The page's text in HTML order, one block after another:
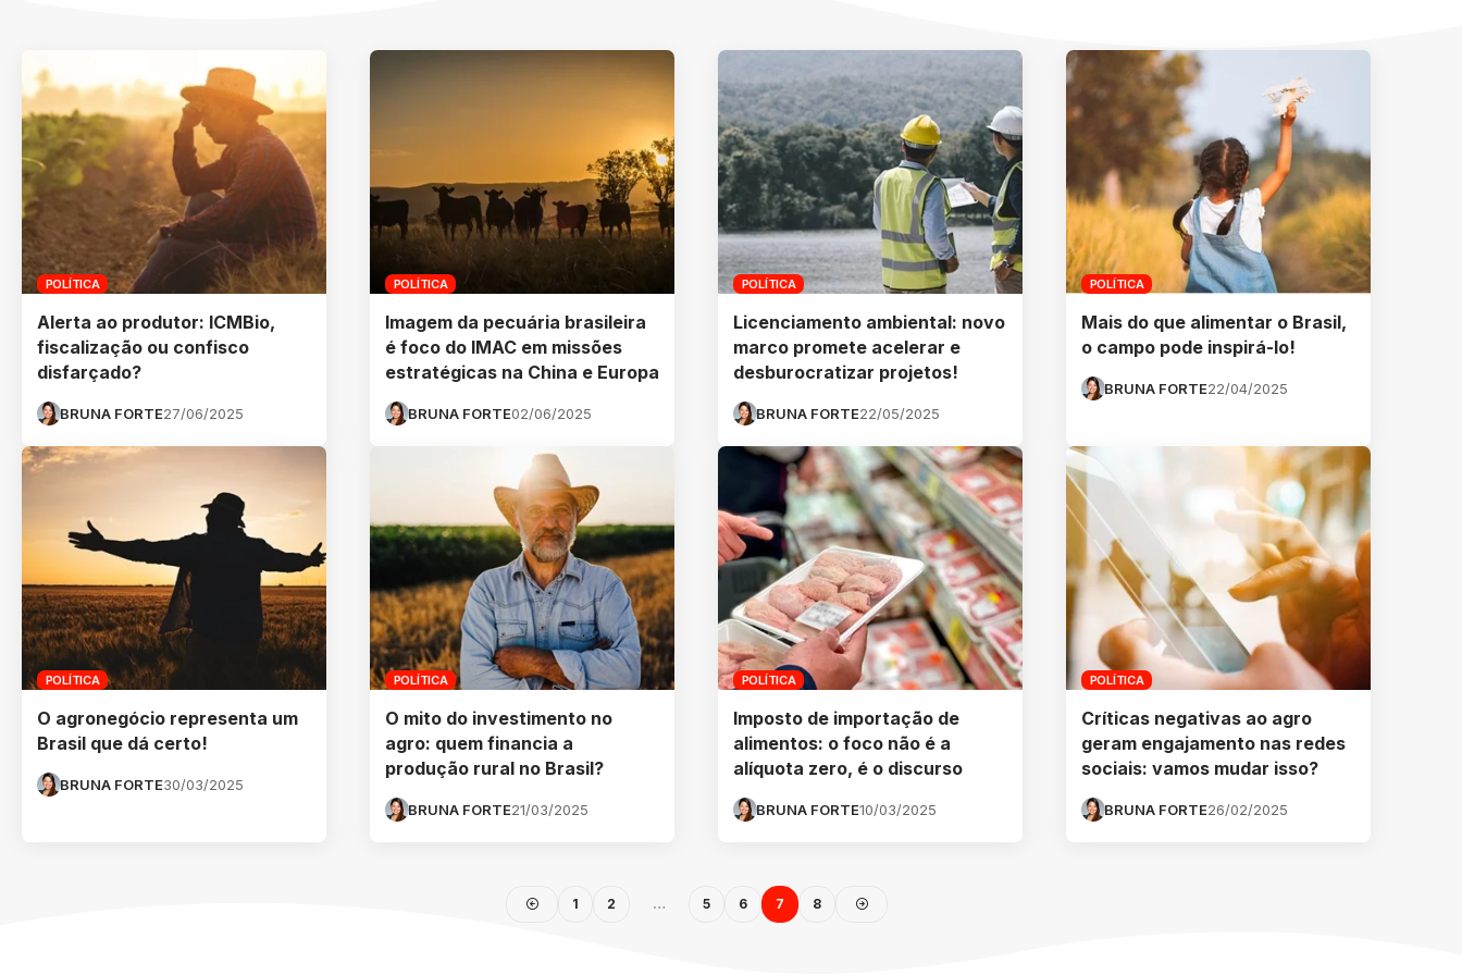
POLÍTICA
Alerta ao produtor: ICMBio,
fiscalização ou confisco
disfarçado?
BRUNA FORTE27/06/2025
POLÍTICA
Imagem da pecuária brasileira
é foco do IMAC em missões
estratégicas na China e Europa
BRUNA FORTE02/06/2025
POLÍTICA
Licenciamento ambiental: novo
marco promete acelerar e
desburocratizar projetos!
BRUNA FORTE22/05/2025
POLÍTICA
Mais do que alimentar o Brasil,
o campo pode inspirá-lo!
BRUNA FORTE22/04/2025
POLÍTICA
O agronegócio representa um
Brasil que dá certo!
BRUNA FORTE30/03/2025
POLÍTICA
O mito do investimento no
agro: quem financia a
produção rural no Brasil?
BRUNA FORTE21/03/2025
POLÍTICA
Imposto de importação de
alimentos: o foco não é a
alíquota zero, é o discurso
BRUNA FORTE10/03/2025
POLÍTICA
Críticas negativas ao agro
geram engajamento nas redes
sociais: vamos mudar isso?
BRUNA FORTE26/02/2025
1 2 … 5 6 7 8